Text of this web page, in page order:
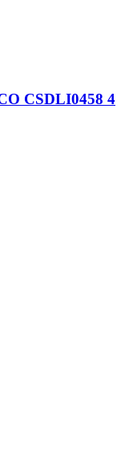
CSDLI0458 4